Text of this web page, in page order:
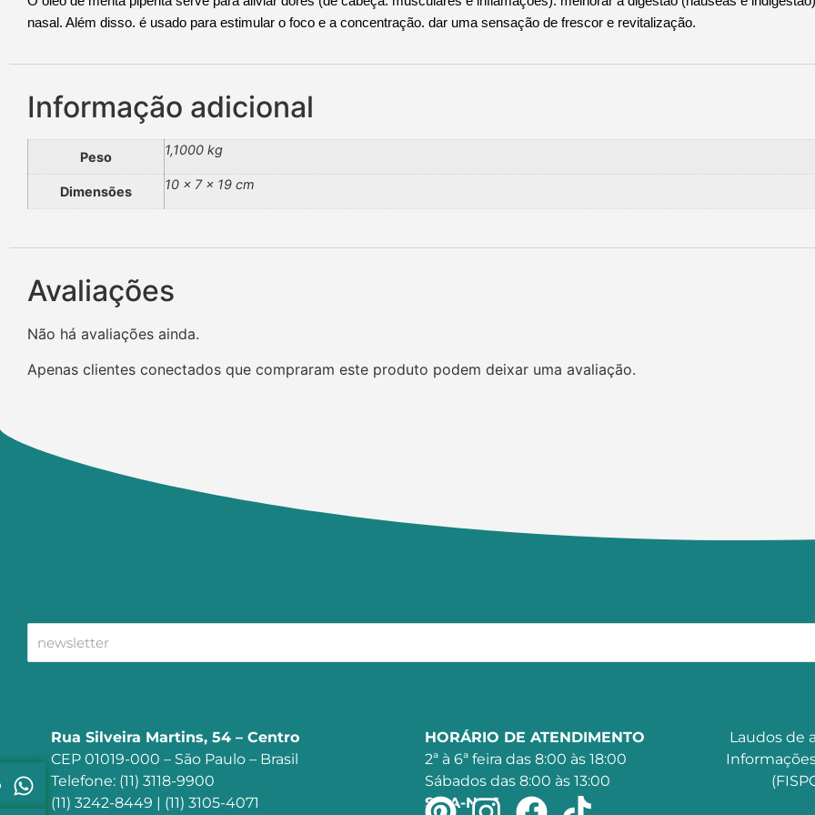
nasal. Além disso. é usado para estimular o foco e a concentração. dar uma sensação de frescor e revitalização.
Informação adicional
Peso 1,1000 kg
Dimensões 10 × 7 × 19 cm
Avaliações
Não há avaliações ainda.
Apenas clientes conectados que compraram este produto podem deixar uma avaliação.
Rua Silveira Martins, 54 – Centro
CEP 01019-000 – São Paulo – Brasil
Telefone: (11) 3118-9900
(11) 3242-8449 | (11) 3105-4071
HORÁRIO DE ATENDIMENTO
2ª à 6ª feira das 8:00 às 18:00
Sábados das 8:00 às 13:00
SIGA-NOS
Laudos de